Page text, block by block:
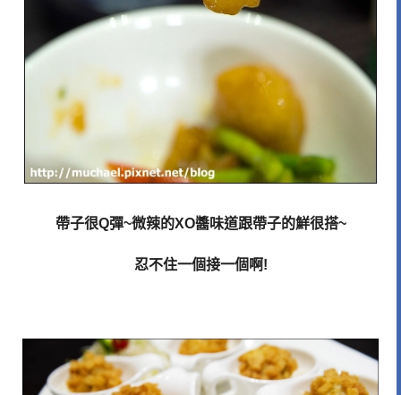
帶子很Q彈~微辣的XO醬味道跟帶子的鮮很搭~
忍不住一個接一個啊!